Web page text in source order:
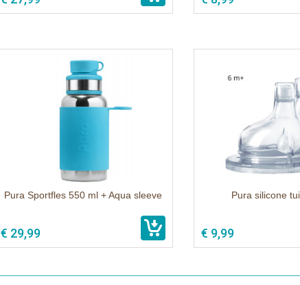
Pura Sportfles 550 ml + Aqua sleeve
€ 29,99
Pura silicone
€ 9,99